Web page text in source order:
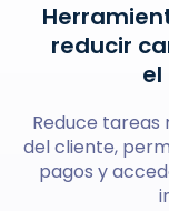
reducir
el
Reduce
del cliente,
pagos y